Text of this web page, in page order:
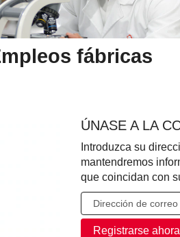
fábricas
ÚNASE A LA
Introduzca su
mantendremos
que coincidan con